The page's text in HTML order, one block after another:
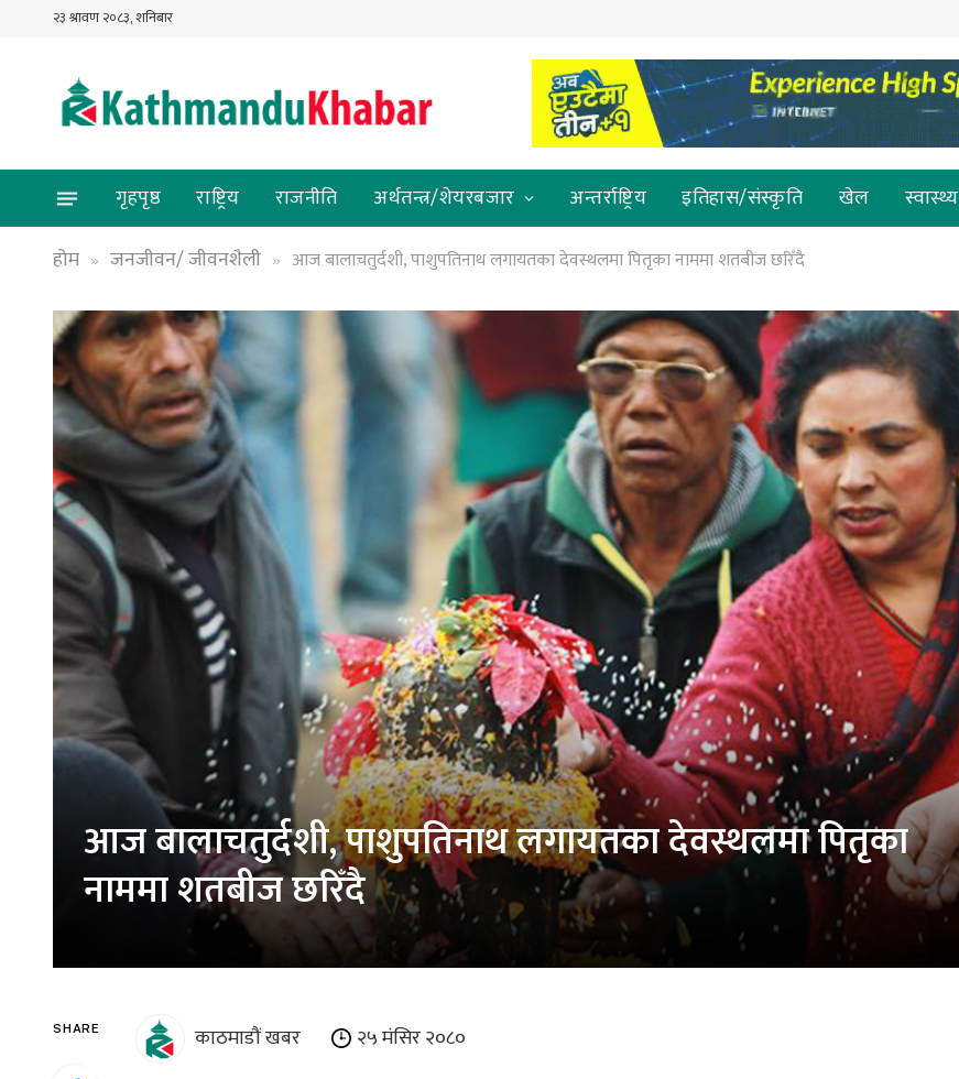
२३ श्रावण २०८३, शनिबार
गृहपृष्ठ राष्ट्रिय राजनीति अर्थतन्त्र/शेयरबजार अन्तर्राष्ट्रिय इतिहास/संस्कृति खेल स्वास्थ्य
होम
» जनजीवन/ जीवनशैली » आज बालाचतुर्दशी, पाशुपतिनाथ लगायतका देवस्थलमा पितृका नाममा शतबीज छरिँदै
आज बालाचतुर्दशी, पाशुपतिनाथ लगायतका देवस्थलमा पितृका
नाममा शतबीज छरिँदै
SHARE काठमाडौं खबर २५ मंसिर २०८०